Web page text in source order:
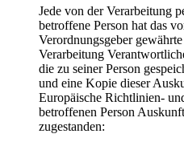
Jede von der Verarbeitung
betroffene Person hat das
Verordnungsgeber
Verarbeitung
die zu seiner Person
und eine Kopie dieser
Europäische Richtlinien-
betroffenen Person
zugestanden: